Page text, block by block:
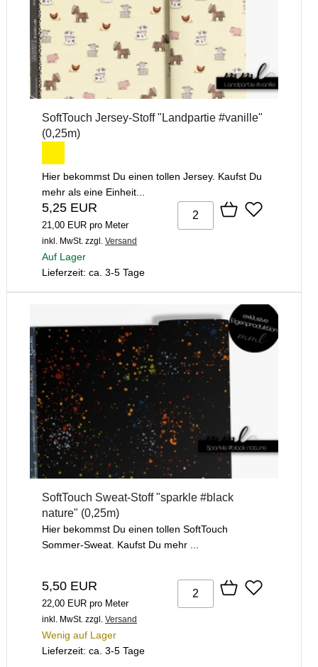
SoftTouch Jersey-Stoff "Landpartie #vanille"
(0,25m)
Hier bekommst Du einen tollen Jersey. Kaufst Du
mehr als eine Einheit...
5,25 EUR
21,00 EUR pro Meter
inkl. MwSt. zzgl. Versand
Auf Lager
Lieferzeit: ca. 3-5 Tage
SoftTouch Sweat-Stoff "sparkle #black
nature" (0,25m)
Hier bekommst Du einen tollen SoftTouch
Sommer-Sweat. Kaufst Du mehr ...
5,50 EUR
22,00 EUR pro Meter
inkl. MwSt. zzgl. Versand
Wenig auf Lager
Lieferzeit: ca. 3-5 Tage